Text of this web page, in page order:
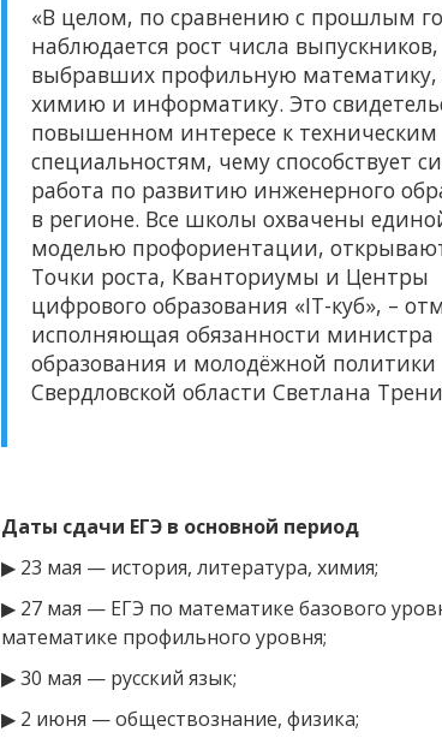
«В целом, по сравнению с прошлым
наблюдается рост числа выпускников,
выбравших профильную математику,
химию и информатику. Это
повышенном интересе к техническим
специальностям, чему способствует
работа по развитию инженерного
в регионе. Все школы охвачены
моделью профориентации,
Точки роста, Кванториумы и Центры
цифрового образования «IT-куб», –
исполняющая обязанности министра
образования и молодёжной политики
Свердловской области Светлана
Даты сдачи ЕГЭ в основной период
▶ 23 мая — история, литература, химия;
▶ 27 мая — ЕГЭ по математике базового
математике профильного уровня;
▶ 30 мая — русский язык;
▶ 2 июня — обществознание, физика;